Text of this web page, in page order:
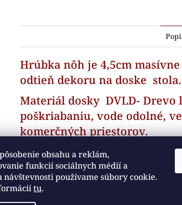
obsahu a reklám,
funkcií sociálnych médií a
návštevnosti používame súbory cookie.
tu.
Hrúbka nôh je 4,5cm
odtieň dekoru na doske stola.
Materiál dosky DVLD- Drevo
poškriabaniu, vode odolné,
komerčných priestorov.
s výrobou :
Otváracie hodiny sú : Pondelok až Piatok :
do 16:30hod. Obedňajšia prestávka je od